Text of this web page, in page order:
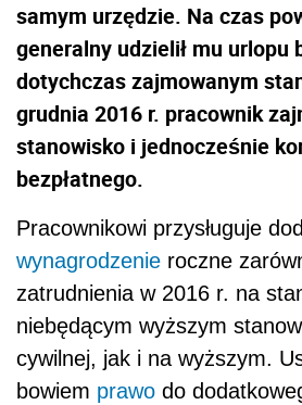
samym urzędzie. Na czas
generalny udzielił mu urlopu
dotychczas zajmowanym
grudnia 2016 r. pracownik
stanowisko i jednocześnie
bezpłatnego.
Pracownikowi przysługuje
wynagrodzenie roczne
zatrudnienia w 2016 r. na
niebędącym wyższym
cywilnej, jak i na wyższym.
bowiem prawo do